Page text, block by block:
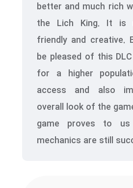
better and much rich
the Lich King. It is
friendly and creative.
be pleased of this
for a higher
access and also
overall look of the
game proves to us
mechanics are still